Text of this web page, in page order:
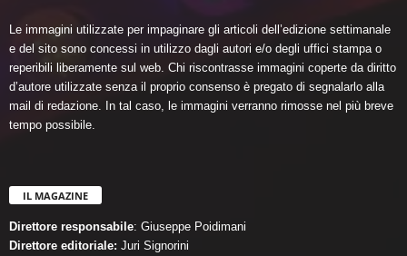
Le immagini utilizzate per impaginare gli articoli dell’edizione settimanale
e del sito sono concessi in utilizzo dagli autori e/o degli uffici stampa o
reperibili liberamente sul web. Chi riscontrasse immagini coperte da diritto
d’autore utilizzate senza il proprio consenso è pregato di segnalarlo alla
mail di redazione. In tal caso, le immagini verranno rimosse nel più breve
tempo possibile.
IL MAGAZINE
Direttore responsabile: Giuseppe Poidimani
Direttore editoriale: Juri Signorini